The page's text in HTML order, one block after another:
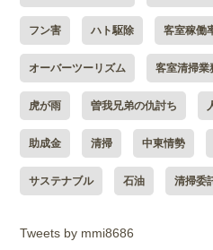
フン害 ハト駆除 客室稼働
オーバーツーリズム 客室清掃業
虎が雨 曽我兄弟の仇討ち
助成金 清掃 中東情勢
サステナブル 石油 清掃委
Tweets by mmi8686